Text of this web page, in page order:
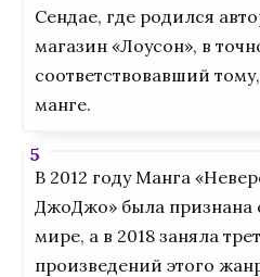
Сендае, где родился
магазин «Лоусон», в
соответствовавший
манге.
В 2012 году Манга
ДжоДжо» была признана
мире, а в 2018 заняла
произведений этого